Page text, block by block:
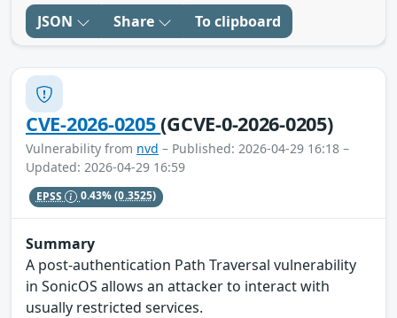
JSON Share To clipboard
CVE-2026-0205(GCVE-0-2026-0205)
Vulnerability from nvd – Published: 2026-04-29 16:18 –
Updated: 2026-04-29 16:59
EPSS 0.43%(0.3525)
Summary
A post-authentication Path Traversal vulnerability
in SonicOS allows an attacker to interact with
usually restricted services.